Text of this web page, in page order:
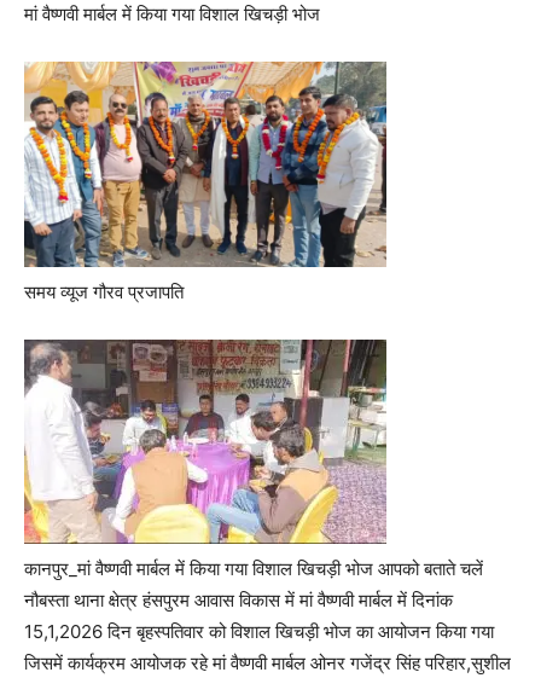
मां वैष्णवी मार्बल में किया गया विशाल खिचड़ी भोज
समय व्यूज गौरव प्रजापति
कानपुर_मां वैष्णवी मार्बल में किया गया विशाल खिचड़ी भोज आपको बताते चलें
नौबस्ता थाना क्षेत्र हंसपुरम आवास विकास में मां वैष्णवी मार्बल में दिनांक
15,1,2026 दिन बृहस्पतिवार को विशाल खिचड़ी भोज का आयोजन किया गया
जिसमें कार्यक्रम आयोजक रहे मां वैष्णवी मार्बल ओनर गजेंद्र सिंह परिहार,सुशील